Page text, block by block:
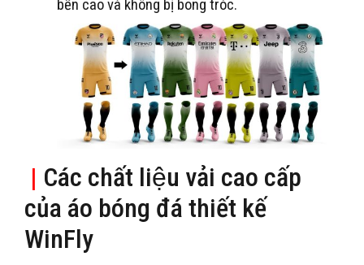
bền cao và không bị bong tróc.
| Các chất liệu vải cao cấp
của áo bóng đá thiết kế
WinFly